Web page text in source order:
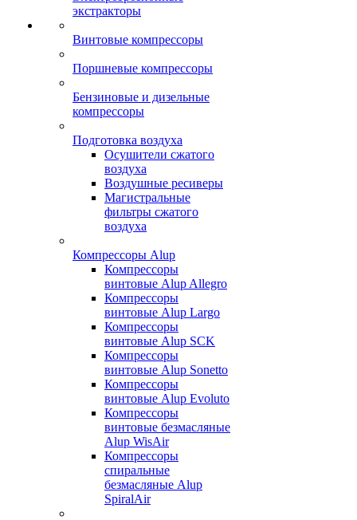
экстракторы
Винтовые компрессоры
Поршневые компрессоры
Бензиновые и дизельные
компрессоры
Подготовка воздуха
Осушители сжатого
воздуха
Воздушные ресиверы
Магистральные
фильтры сжатого
воздуха
Компрессоры Alup
Компрессоры
винтовые Alup Allegro
Компрессоры
винтовые Alup Largo
Компрессоры
винтовые Alup SCK
Компрессоры
винтовые Alup Sonetto
Компрессоры
винтовые Alup Evoluto
Компрессоры
винтовые безмасляные
Alup WisAir
Компрессоры
спиральные
безмасляные Alup
SpiralAir